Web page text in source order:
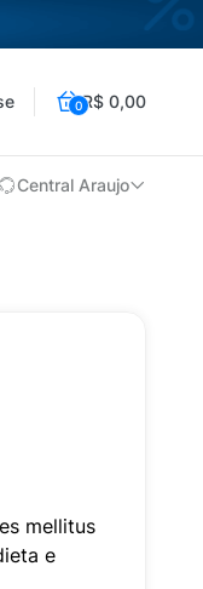
0R$ 0,00
Central Araujo
mellitus
e